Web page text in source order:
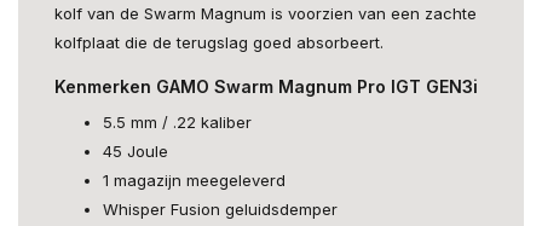
kolf van de Swarm Magnum is voorzien van een zachte
kolfplaat die de terugslag goed absorbeert.
Kenmerken GAMO Swarm Magnum Pro IGT GEN3i
5.5 mm / .22 kaliber
45 Joule
1 magazijn meegeleverd
Whisper Fusion geluidsdemper